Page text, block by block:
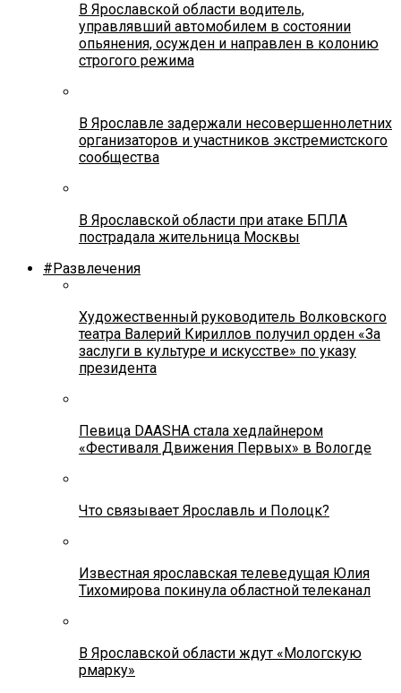
В Ярославской области водитель,
управлявший автомобилем в состоянии
опьянения, осужден и направлен в колонию
строгого режима
В Ярославле задержали несовершеннолетних
организаторов и участников экстремистского
сообщества
В Ярославской области при атаке БПЛА
пострадала жительница Москвы
#Развлечения
Художественный руководитель Волковского
театра Валерий Кириллов получил орден «За
заслуги в культуре и искусстве» по указу
президента
Певица DAASHA стала хедлайнером
«Фестиваля Движения Первых» в Вологде
Что связывает Ярославль и Полоцк?
Известная ярославская телеведущая Юлия
Тихомирова покинула областной телеканал
В Ярославской области ждут «Мологскую
рмарку»